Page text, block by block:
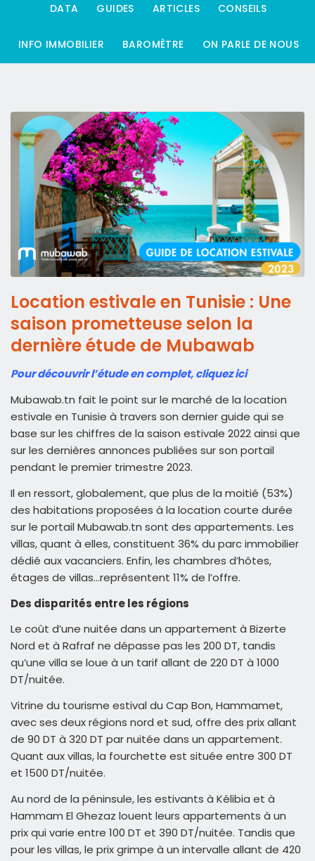
DATA GUIDES ARTICLES CONSEILS
INFO IMMOBILIER BAROMÈTRE ON PARLE DE NOUS
Location estivale en Tunisie : Une
saison prometteuse selon la
dernière étude de Mubawab
Pour découvrir l’étude en complet, cliquez ici
Mubawab.tn fait le point sur le marché de la location
estivale en Tunisie à travers son dernier guide qui se
base sur les chiffres de la saison estivale 2022 ainsi que
sur les dernières annonces publiées sur son portail
pendant le premier trimestre 2023.
Il en ressort, globalement, que plus de la moitié (53%)
des habitations proposées à la location courte durée
sur le portail Mubawab.tn sont des appartements. Les
villas, quant à elles, constituent 36% du parc immobilier
dédié aux vacanciers. Enfin, les chambres d’hôtes,
étages de villas…représentent 11% de l’offre.
Des disparités entre les régions
Le coût d’une nuitée dans un appartement à Bizerte
Nord et à Rafraf ne dépasse pas les 200 DT, tandis
qu’une villa se loue à un tarif allant de 220 DT à 1000
DT/nuitée.
Vitrine du tourisme estival du Cap Bon, Hammamet,
avec ses deux régions nord et sud, offre des prix allant
de 90 DT à 320 DT par nuitée dans un appartement.
Quant aux villas, la fourchette est située entre 300 DT
et 1500 DT/nuitée.
Au nord de la péninsule, les estivants à Kélibia et à
Hammam El Ghezaz louent leurs appartements à un
prix qui varie entre 100 DT et 390 DT/nuitée. Tandis que
pour les villas, le prix grimpe à un intervalle allant de 420